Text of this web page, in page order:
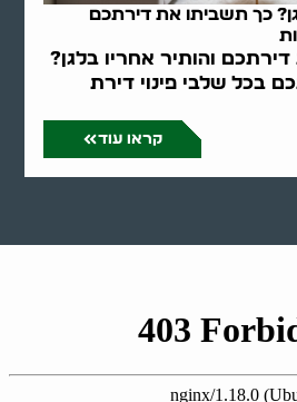
כך תשביתו את דירתכם
והותיר אחריו בלגן?
בכל שלבי פינוי דירת
קראו עוד